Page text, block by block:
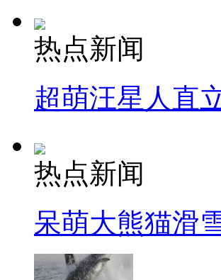
热点新闻
超萌汪星人直
热点新闻
呆萌大熊猫滑